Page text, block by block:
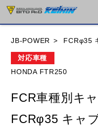
JB-POWER FCRφ35
対応車種
HONDA FTR250
FCR車種別キ
FCRφ35 キャ